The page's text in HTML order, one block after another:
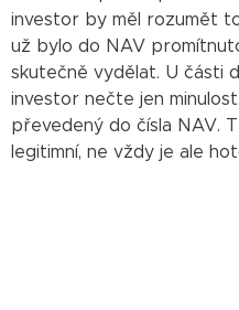
investor by měl rozumět
už bylo do NAV
skutečně vydělat. U části
investor nečte jen
převedený do čísla NAV.
legitimní, ne vždy je ale